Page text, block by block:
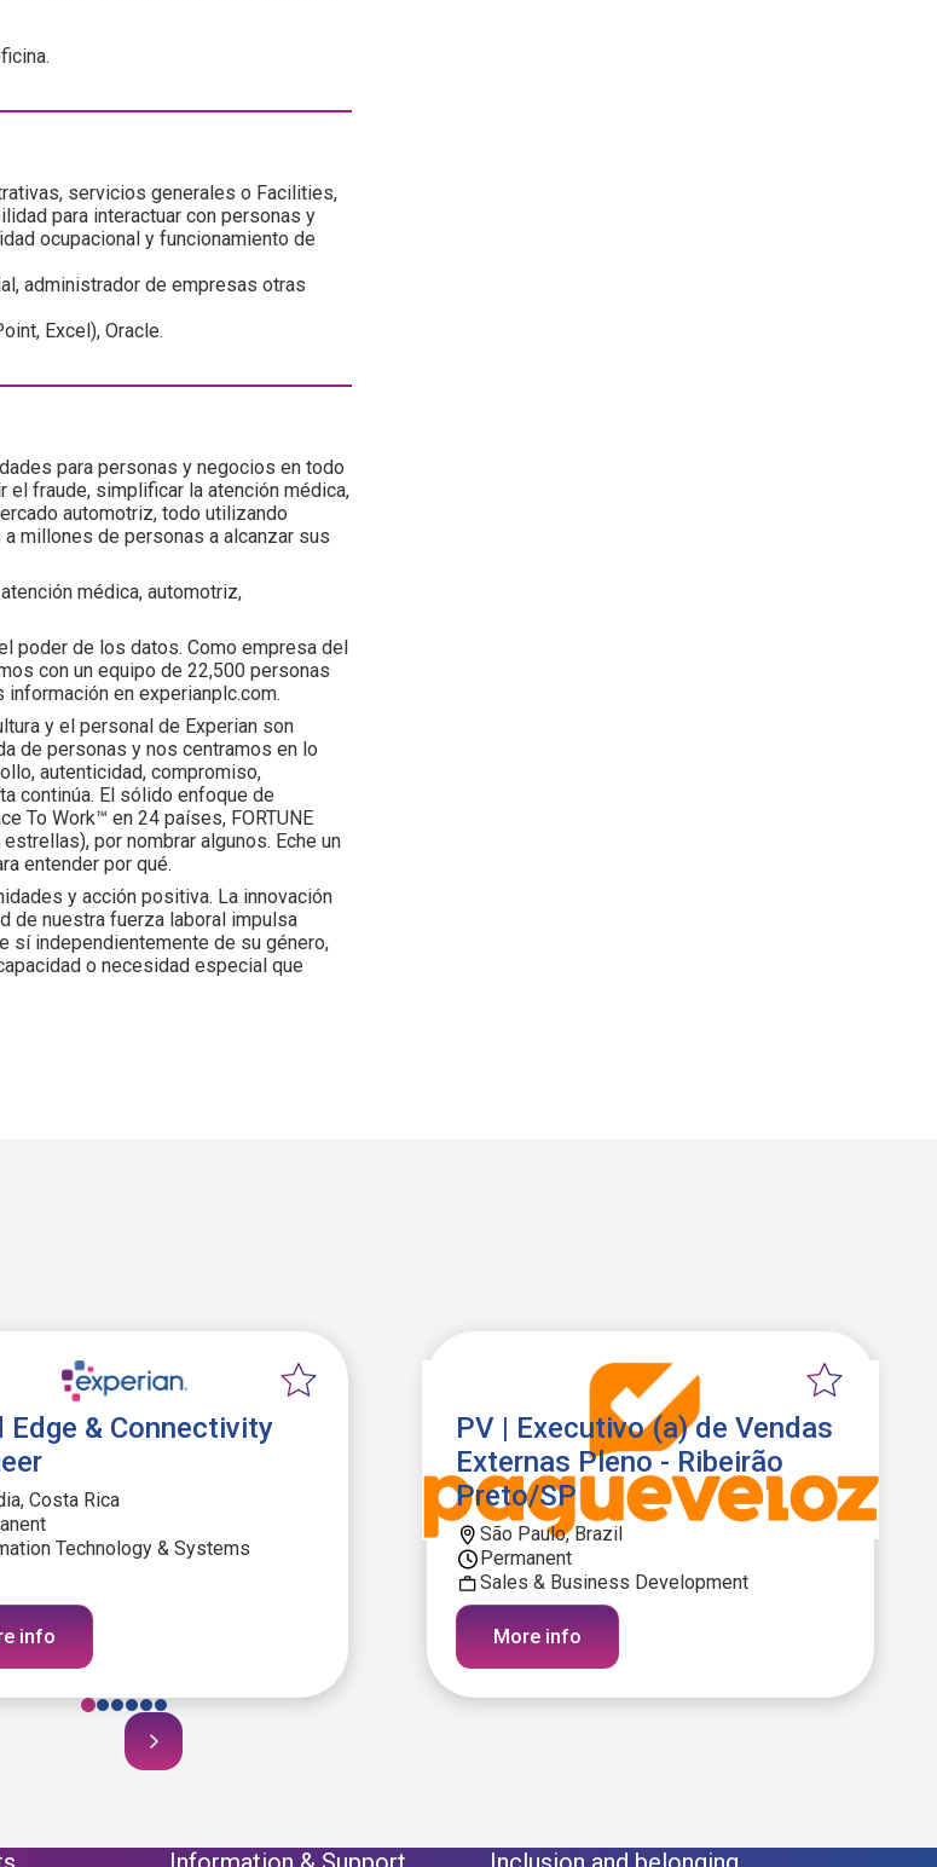
servicios generales o Facilities,
para interactuar con personas y
ocupacional y funcionamiento de
administrador de empresas otras
Excel), Oracle.
para personas y negocios en todo
el fraude, simplificar la atención médica,
automotriz, todo utilizando
millones de personas a alcanzar sus
médica, automotriz,
poder de los datos. Como empresa del
con un equipo de 22,500 personas
en experianplc.com.
y el personal de Experian son
de personas y nos centramos en lo
autenticidad, compromiso,
continúa. El sólido enfoque de
To Work™ en 24 países, FORTUNE
por nombrar algunos. Eche un
entender por qué.
y acción positiva. La innovación
de nuestra fuerza laboral impulsa
sí independientemente de su género,
o necesidad especial que
Edge & Connectivity
Costa Rica
Technology & Systems
info
PV | Executivo (a) de Vendas
Externas Pleno - Ribeirão
Preto/SP
São Paulo, Brazil
Permanent
Sales & Business Development
More info